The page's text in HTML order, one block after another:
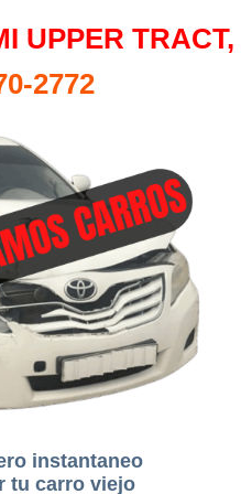
UPPER
2772
instantaneo
tu carro viejo